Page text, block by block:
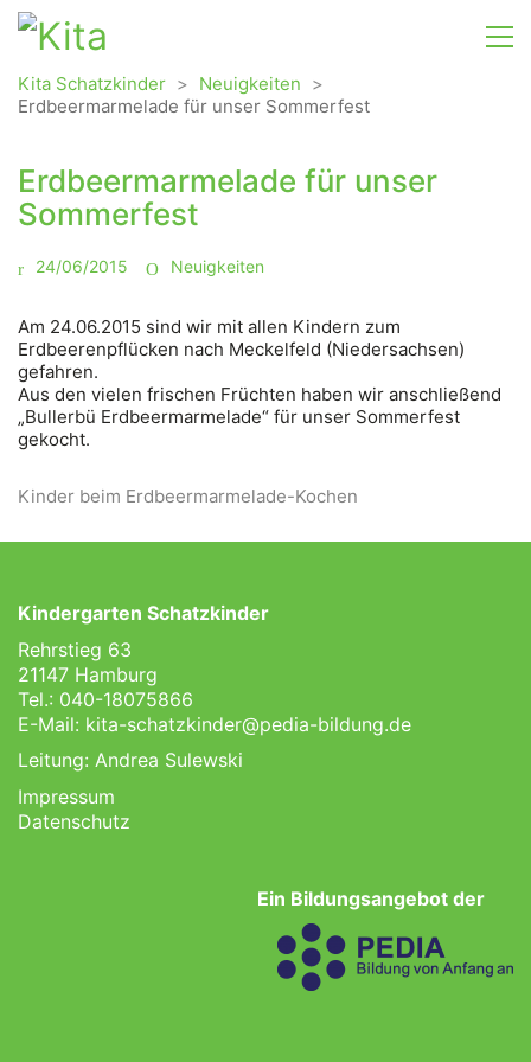
Kita Schatzkinder > Neuigkeiten >
Erdbeermarmelade für unser Sommerfest
Erdbeermarmelade für unser
Sommerfest
24/06/2015 Neuigkeiten
Am 24.06.2015 sind wir mit allen Kindern zum
Erdbeerenpflücken nach Meckelfeld (Niedersachsen)
gefahren.
Aus den vielen frischen Früchten haben wir anschließend
„Bullerbü Erdbeermarmelade“ für unser Sommerfest
gekocht.
Kinder beim Erdbeermarmelade-Kochen
Kindergarten Schatzkinder
Rehrstieg 63
21147 Hamburg
Tel.: 040-18075866
E-Mail: kita-schatzkinder@pedia-bildung.de
Leitung: Andrea Sulewski
Impressum
Datenschutz
Ein Bildungsangebot der